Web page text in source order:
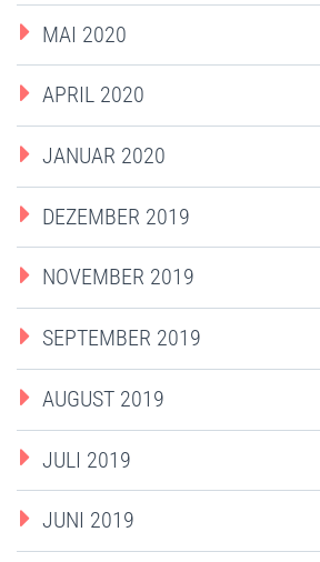
MAI 2020
APRIL 2020
JANUAR 2020
DEZEMBER 2019
NOVEMBER 2019
SEPTEMBER 2019
AUGUST 2019
JULI 2019
JUNI 2019